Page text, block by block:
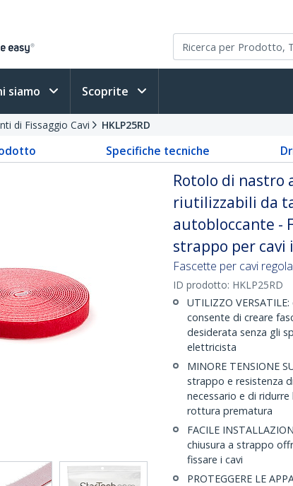
siamo Scoprite
di Fissaggio Cavi HKLP25RD
Specifiche tecniche
Rotolo di nastro
riutilizzabili da
autobloccante -
strappo per cavi
Fascette per cavi
ID prodotto: HKLP25RD
UTILIZZO
consente di creare
desiderata senza gli
elettricista
MINORE TENSIONE
strappo e resistenza
necessario e di
rottura prematura
FACILE
chiusura a strappo
fissare i cavi
PROTEGGERE LE